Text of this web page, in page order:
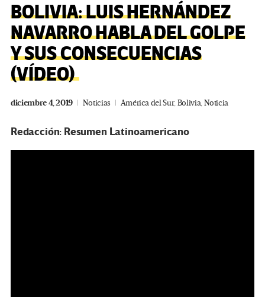
BOLIVIA: LUIS HERNÁNDEZ
NAVARRO HABLA DEL GOLPE
Y SUS CONSECUENCIAS
(VÍDEO)
diciembre 4, 2019 Noticias América del Sur,Bolivia,Noticia
Redacción: Resumen Latinoamericano